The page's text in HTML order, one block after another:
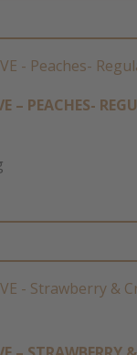
– PEACHES-